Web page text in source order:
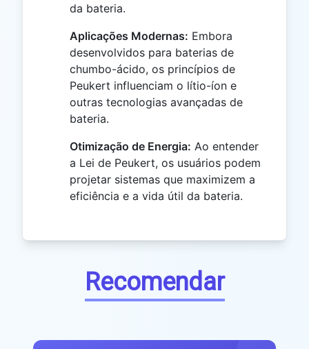
da bateria.
Aplicações Modernas: Embora
desenvolvidos para baterias de
chumbo-ácido, os princípios de
Peukert influenciam o lítio-íon e
outras tecnologias avançadas de
bateria.
Otimização de Energia: Ao entender
a Lei de Peukert, os usuários podem
projetar sistemas que maximizem a
eficiência e a vida útil da bateria.
Recomendar